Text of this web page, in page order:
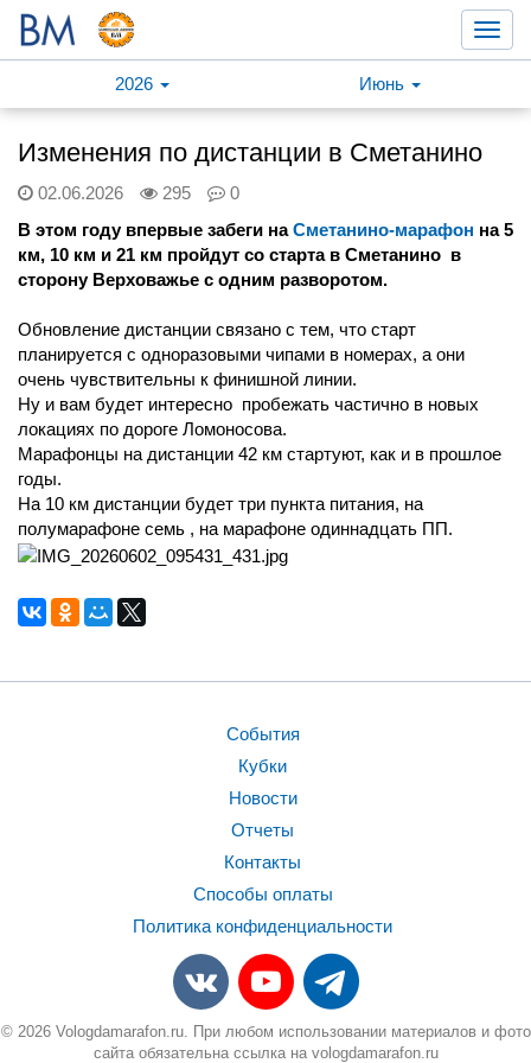
2026
Июнь
Изменения по дистанции в Сметанино
02.06.2026 295
0
В этом году впервые забеги наСметанино-марафон на 5
км, 10 км и 21 км пройдут со старта в Сметанино в
сторону Верховажье с одним разворотом.
Обновление дистанции связано с тем, что старт
планируется с одноразовыми чипами в номерах, а они
очень чувствительны к финишной линии.
Ну и вам будет интересно пробежать частично в новых
локациях по дороге Ломоносова.
Марафонцы на дистанции 42 км стартуют, как и в прошлое
годы.
На 10 км дистанции будет три пункта питания, на
полумарафоне семь , на марафоне одиннадцать ПП.
События
Кубки
Новости
Отчеты
Контакты
Способы оплаты
Политика конфиденциальности
© 2026 Vologdamarafon.ru. При любом использовании материалов и фото
сайта обязательна ссылка на vologdamarafon.ru